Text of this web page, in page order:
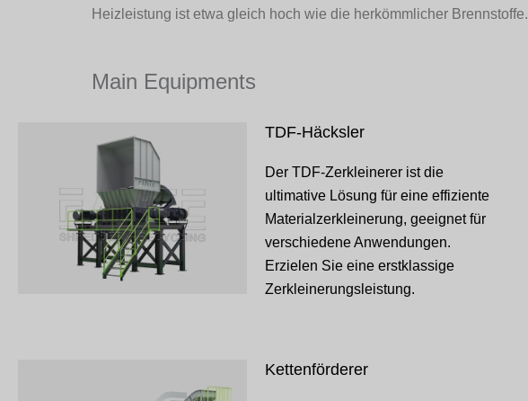
Heizleistung ist etwa gleich hoch wie die herkömmlicher Brennstoffe.
Main Equipments
TDF-Häcksler
Der TDF-Zerkleinerer ist die
ultimative Lösung für eine effiziente
Materialzerkleinerung, geeignet für
verschiedene Anwendungen.
Erzielen Sie eine erstklassige
Zerkleinerungsleistung.
Kettenförderer